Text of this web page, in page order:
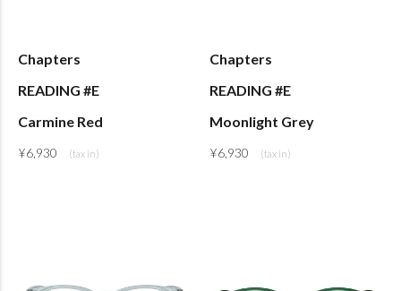
Chapters
READING #E
Carmine Red
¥6,930
Chapters
READING #E
Moonlight Grey
¥6,930